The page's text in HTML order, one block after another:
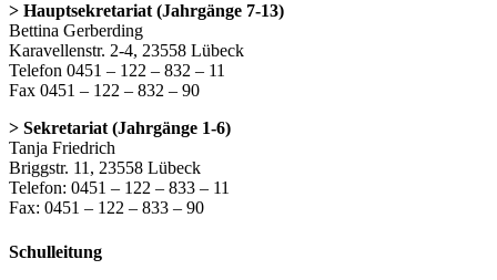
> Hauptsekretariat (Jahrgänge 7-13)
Bettina Gerberding
Karavellenstr. 2-4, 23558 Lübeck
Telefon 0451 – 122 – 832 – 11
Fax 0451 – 122 – 832 – 90
> Sekretariat (Jahrgänge 1-6)
Tanja Friedrich
Briggstr. 11, 23558 Lübeck
Telefon: 0451 – 122 – 833 – 11
Fax: 0451 – 122 – 833 – 90
Schulleitung